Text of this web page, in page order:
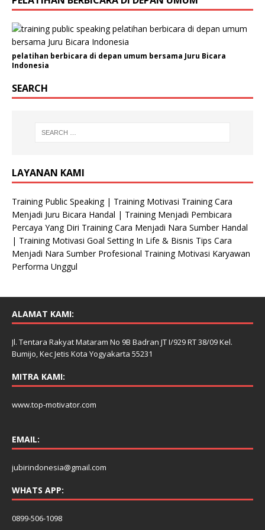
/
O
r
g
a
n
i
s
l
m
i
n
pelatihan berbicara di depan umum bersama Juru Bicara
Indonesia
SEARCH
LAYANAN KAMI
Training Public Speaking | Training Motivasi Training Cara
Menjadi Juru Bicara Handal | Training Menjadi Pembicara
Percaya Yang Diri Training Cara Menjadi Nara Sumber Handal
| Training Motivasi Goal Setting In Life & Bisnis Tips Cara
Menjadi Nara Sumber Profesional Training Motivasi Karyawan
Performa Unggul
ALAMAT KAMI:
Jl. Tentara Rakyat Mataram No 9B Badran JT I/929 RT 38/09 Kel.
Bumijo, Kec Jetis Kota Yogyakarta 55231
MITRA KAMI:
www.top-motivator.com
EMAIL:
jubirindonesia@gmail.com
WHATS APP:
0899-506-1098